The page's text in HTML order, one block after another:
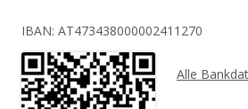
IBAN: AT473438000002411270
Alle